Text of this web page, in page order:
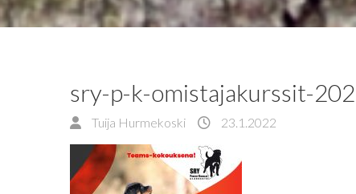
sry-p-k-omistajakurssit-
Tuija Hurmekoski 23.1.2022